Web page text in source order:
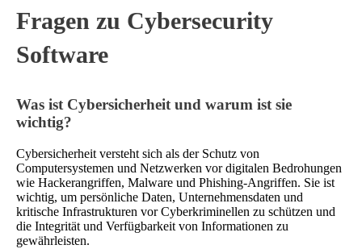
Fragen zu Cybersecurity
Software
Was ist Cybersicherheit und warum ist sie
wichtig?
Cybersicherheit versteht sich als der Schutz von
Computersystemen und Netzwerken vor digitalen Bedrohungen
wie Hackerangriffen, Malware und Phishing-Angriffen. Sie ist
wichtig, um persönliche Daten, Unternehmensdaten und
kritische Infrastrukturen vor Cyberkriminellen zu schützen und
die Integrität und Verfügbarkeit von Informationen zu
gewährleisten.